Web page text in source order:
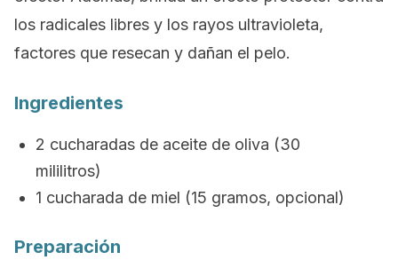
los radicales libres y los rayos ultravioleta,
factores que resecan y dañan el pelo.
Ingredientes
2 cucharadas de aceite de oliva (30
mililitros)
1 cucharada de miel (15 gramos, opcional)
Preparación